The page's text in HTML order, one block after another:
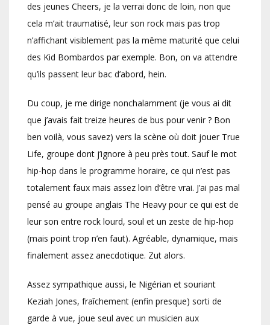
des jeunes Cheers, je la verrai donc de loin, non que
cela m’ait traumatisé, leur son rock mais pas trop
n’affichant visiblement pas la même maturité que celui
des Kid Bombardos par exemple. Bon, on va attendre
qu’ils passent leur bac d’abord, hein.
Du coup, je me dirige nonchalamment (je vous ai dit
que j’avais fait treize heures de bus pour venir ? Bon
ben voilà, vous savez) vers la scène où doit jouer True
Life, groupe dont j’ignore à peu près tout. Sauf le mot
hip-hop dans le programme horaire, ce qui n’est pas
totalement faux mais assez loin d’être vrai. J’ai pas mal
pensé au groupe anglais The Heavy pour ce qui est de
leur son entre rock lourd, soul et un zeste de hip-hop
(mais point trop n’en faut). Agréable, dynamique, mais
finalement assez anecdotique. Zut alors.
Assez sympathique aussi, le Nigérian et souriant
Keziah Jones, fraîchement (enfin presque) sorti de
garde à vue, joue seul avec un musicien aux